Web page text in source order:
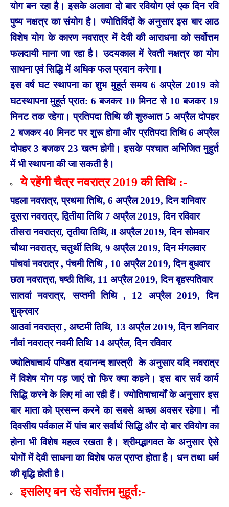
योग बन रहा है। इसके अलावा दो बार रवियोग एवं एक दिन रवि
पुष्य नक्षत्र का संयोग है। ज्योतिर्विदों के अनुसार इस बार आठ
विशेष योग के कारण नवरात्र में देवी की आराधना को सर्वोत्तम
फलदायी माना जा रहा है। उदयकाल में रेवती नक्षत्र का योग
साधना एवं सिद्धि में अधिक फल प्रदान करेगा।
इस वर्ष घट स्थापना का शुभ मुहूर्त समय 6 अप्रेल 2019 को
घटस्थापना मुहूर्त प्रात: 6 बजकर 10 मिनट से 10 बजकर 19
मिनट तक रहेगा। प्रतिपदा तिथि की शुरुआत 5 अप्रैल दोपहर
2 बजकर 40 मिनट पर शुरू होगा और प्रतिपदा तिथि 6 अप्रैल
दोपहर 3 बजकर 23 खत्म होगी। इसके पश्चात अभिजित मुहुर्त
में भी स्थापना की जा सकती है।
ये रहेंगी चैत्र नवरात्र 2019 की तिथि :-
पहला नवरात्र, प्रथमा तिथि, 6 अप्रैल 2019, दिन शनिवार
दूसरा नवरात्र, द्वितीया तिथि 7 अप्रैल 2019, दिन रविवार
तीसरा नवरात्रा, तृतीया तिथि, 8 अप्रैल 2019, दिन सोमवार
चौथा नवरात्र, चतुर्थी तिथि, 9 अप्रैल 2019, दिन मंगलवार
पांचवां नवरात्र , पंचमी तिथि , 10 अप्रैल 2019, दिन बुधवार
छठा नवरात्रा, षष्ठी तिथि, 11 अप्रैल 2019, दिन बृहस्पतिवार
सातवां नवरात्र, सप्तमी तिथि , 12 अप्रैल 2019, दिन
शुक्रवार
आठवां नवरात्रा , अष्टमी तिथि, 13 अप्रैल 2019, दिन शनिवार
नौवां नवरात्र नवमी तिथि 14 अप्रैल, दिन रविवार
ज्योतिषाचार्य पण्डित दयानन्द शास्त्री के अनुसार यदि नवरात्र
में विशेष योग पड़ जाएं तो फिर क्या कहने। इस बार सर्व कार्य
सिद्धि करने के लिए मां आ रही हैं। ज्योतिषाचार्यों के अनुसार इस
बार माता को प्रसन्न करने का सबसे अच्छा अवसर रहेगा।नौ
दिवसीय पर्वकाल में पांच बार सर्वार्थ सिद्धि और दो बार रवियोग का
होना भी विशेष महत्व रखता है। श्रीमद्भागवत के अनुसार ऐसे
योगों में देवी साधना का विशेष फल प्राप्त होता है। धन तथा धर्म
की वृद्धि होती है।
इसलिए बन रहे सर्वोत्तम मुहूर्त:-